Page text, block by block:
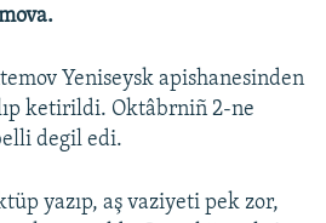
Yeniseysk apishanesinden
ketirildi. Oktâbrniñ 2-ne
degil edi.
yazıp, aş vaziyeti pek zor,